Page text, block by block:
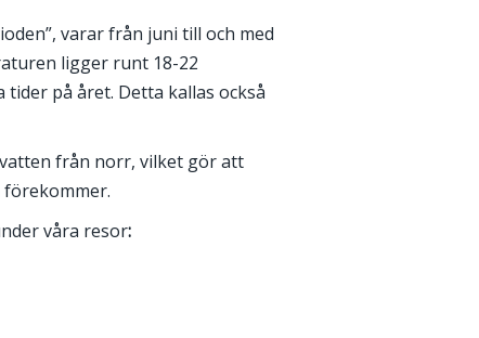
varar från juni till och med
ligger runt 18-22
på året. Detta kallas också
från norr, vilket gör att
våra resor: